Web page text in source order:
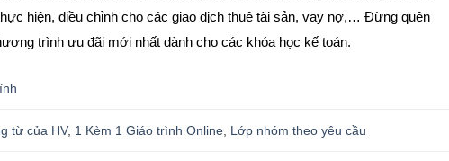
hiện, điều chỉnh cho các giao dịch thuê tài sản, vay nợ,… Đừng quên
trình ưu đãi mới nhất dành cho các khóa học kế toán.
từ của HV, 1 Kèm 1 Giáo trình Online, Lớp nhóm theo yêu cầu